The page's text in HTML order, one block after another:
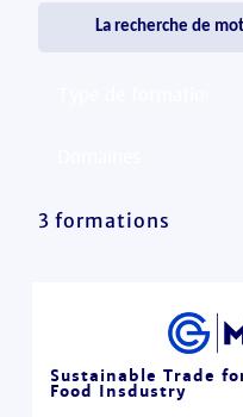
3 formations
Sustainable Trade
Food Insdustry